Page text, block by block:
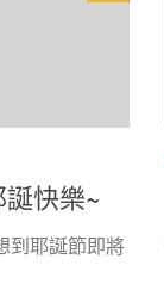
快樂~
到耶誕節即將